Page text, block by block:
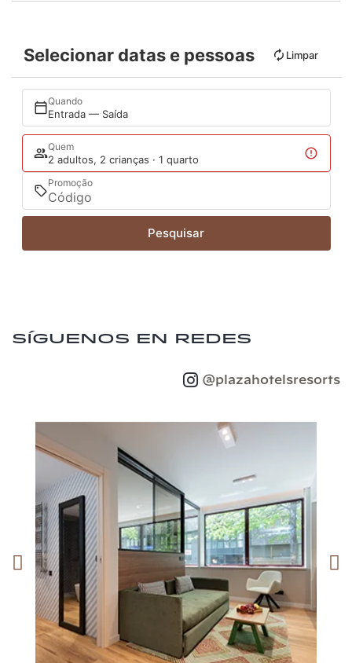
Selecionar datas e pessoas Limpar
Quando
Entrada — Saída
Quem
2 adultos, 2 crianças · 1 quarto
Promoção
Pesquisar
Síguenos en redes
@plazahotelsresorts